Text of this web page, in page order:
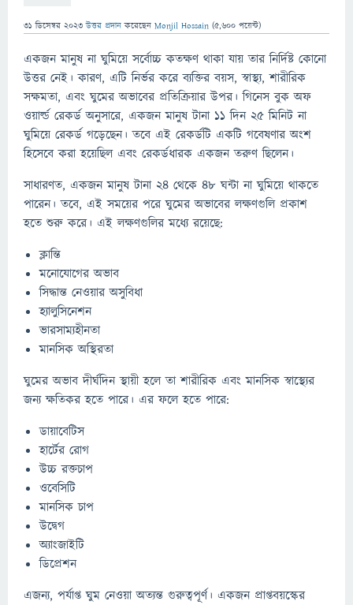
31 ডিসেম্বর 2023 উত্তর প্রদান করেছেন Monjil Hossain (5,600 পয়েন্ট)
একজন মানুষ না ঘুমিয়ে সর্বোচ্চ কতক্ষণ থাকা যায় তার নির্দিষ্ট কোনো
উত্তর নেই। কারণ, এটি নির্ভর করে ব্যক্তির বয়স, স্বাস্থ্য, শারীরিক
সক্ষমতা, এবং ঘুমের অভাবের প্রতিক্রিয়ার উপর। গিনেস বুক অফ
ওয়ার্ল্ড রেকর্ড অনুসারে, একজন মানুষ টানা ১১ দিন ২৫ মিনিট না
ঘুমিয়ে রেকর্ড গড়েছেন। তবে এই রেকর্ডটি একটি গবেষণার অংশ
হিসেবে করা হয়েছিল এবং রেকর্ডধারক একজন তরুণ ছিলেন।
সাধারণত, একজন মানুষ টানা ২৪ থেকে ৪৮ ঘন্টা না ঘুমিয়ে থাকতে
পারেন। তবে, এই সময়ের পরে ঘুমের অভাবের লক্ষণগুলি প্রকাশ
হতে শুরু করে। এই লক্ষণগুলির মধ্যে রয়েছে:
ক্লান্তি
মনোযোগের অভাব
সিদ্ধান্ত নেওয়ার অসুবিধা
হ্যালুসিনেশন
ভারসাম্যহীনতা
মানসিক অস্থিরতা
ঘুমের অভাব দীর্ঘদিন স্থায়ী হলে তা শারীরিক এবং মানসিক স্বাস্থ্যের
জন্য ক্ষতিকর হতে পারে। এর ফলে হতে পারে:
ডায়াবেটিস
হার্টের রোগ
উচ্চ রক্তচাপ
ওবেসিটি
মানসিক চাপ
উদ্বেগ
অ্যাংজাইটি
ডিপ্রেশন
এজন্য, পর্যাপ্ত ঘুম নেওয়া অত্যন্ত গুরুত্বপূর্ণ। একজন প্রাপ্তবয়স্কের